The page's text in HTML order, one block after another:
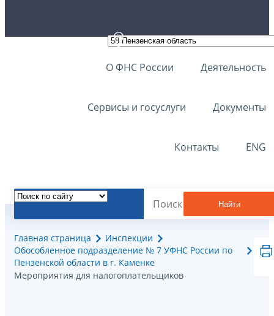
О ФНС России Деятельность
Сервисы и госуслуги Документы
Контакты ENG
Найти
Главная страница
Инспекции
Обособленное подразделение № 7 УФНС России по
Пензенской области в г. Каменке
Мероприятия для налогоплательщиков